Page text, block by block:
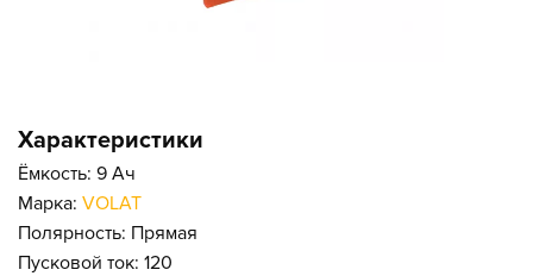
Характеристики
Ёмкость: 9 Ач
Марка: VOLAT
Полярность: Прямая
Пусковой ток: 120